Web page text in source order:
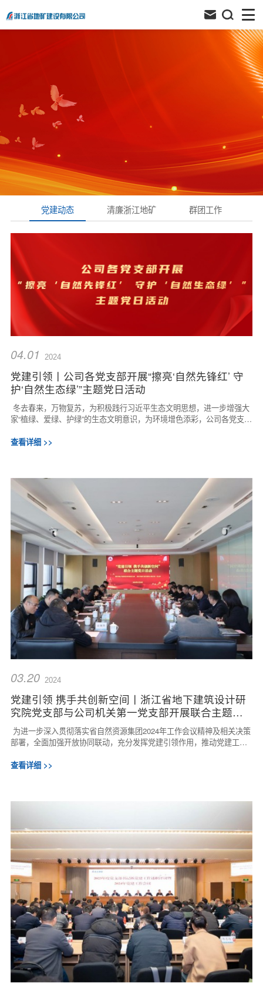
党建动态 清廉浙江地矿 群团工作
04.01 2024
党建引领丨公司各党支部开展“擦亮‘自然先锋红’ 守
护‘自然生态绿’”主题党日活动
冬去春来，万物复苏，为积极践行习近平生态文明思想，进一步增强大
家“植绿、爱绿、护绿”的生态文明意识，为环境增色添彩，公司各党支部
查看详细 >>
03.20 2024
党建引领 携手共创新空间丨浙江省地下建筑设计研
究院党支部与公司机关第一党支部开展联合主题党
日活动
为进一步深入贯彻落实省自然资源集团2024年工作会议精神及相关决策
部署，全面加强开放协同联动，充分发挥党建引领作用，推动党建工作
查看详细 >>